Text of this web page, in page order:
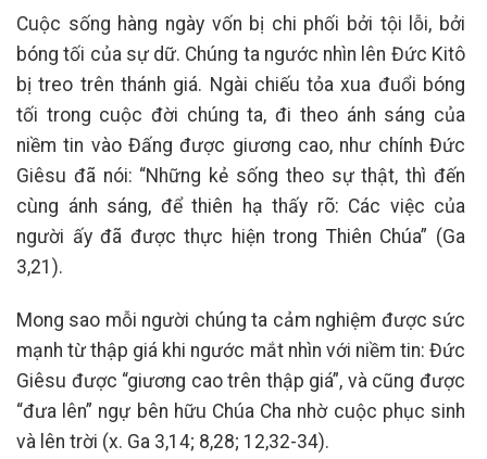
Cuộc sống hàng ngày vốn bị chi phối bởi tội lỗi, bởi
bóng tối của sự dữ. Chúng ta ngước nhìn lên Đức Kitô
bị treo trên thánh giá. Ngài chiếu tỏa xua đuổi bóng
tối trong cuộc đời chúng ta, đi theo ánh sáng của
niềm tin vào Đấng được giương cao, như chính Đức
Giêsu đã nói: “Những kẻ sống theo sự thật, thì đến
cùng ánh sáng, để thiên hạ thấy rõ: Các việc của
người ấy đã được thực hiện trong Thiên Chúa” (Ga
3,21).
Mong sao mỗi người chúng ta cảm nghiệm được sức
mạnh từ thập giá khi ngước mắt nhìn với niềm tin: Đức
Giêsu được “giương cao trên thập giá”, và cũng được
“đưa lên” ngự bên hữu Chúa Cha nhờ cuộc phục sinh
và lên trời (x. Ga 3,14; 8,28; 12,32-34).